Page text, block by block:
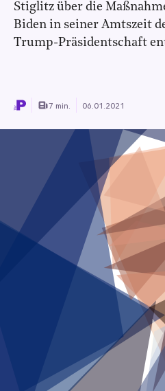
Stiglitz über die
Biden in seiner Amtszeit
Trump-Präsidentschaft
7 min. 06.01.2021